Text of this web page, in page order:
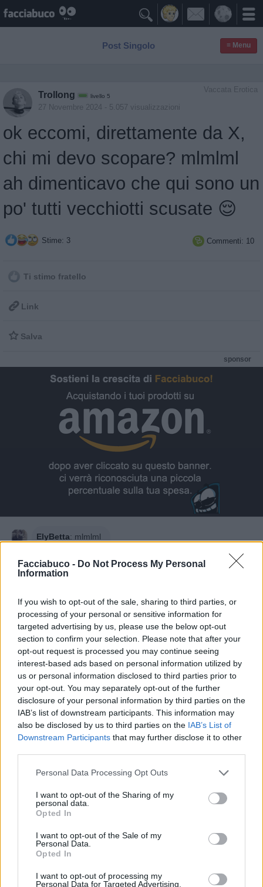
Facciabuco - Do Not Process My Personal
Information
If you wish to opt-out of the sale, sharing to third parties, or
processing of your personal or sensitive information for
targeted advertising by us, please use the below opt-out
section to confirm your selection. Please note that after your
opt-out request is processed you may continue seeing
interest-based ads based on personal information utilized by
us or personal information disclosed to third parties prior to
your opt-out. You may separately opt-out of the further
disclosure of your personal information by third parties on the
IAB’s list of downstream participants. This information may
also be disclosed by us to third parties on the IAB’s List of
Downstream Participants that may further disclose it to other
Personal Data Processing Opt Outs
I want to opt-out of the Sharing of my
personal data.
Opted In
I want to opt-out of the Sale of my
Personal Data.
Opted In
I want to opt-out of processing my
Personal Data for Targeted Advertising.

Post Singolo ≡ Menu
Vaccata Erotica
Trollong livello 5
27 Novembre 2024 - 5.057 visualizzazioni
ok eccomi, direttamente da X,
chi mi devo scopare? mlmlml
ah dimenticavo che qui sono un
po' tutti vecchiotti scusate 😌
Stime: 3  Commenti: 10
Ti stimo fratello
 Link
 Salva
sponsor
ElyBetta: mlmlml
·Ti stimo
Nonsochisono Chiedi a Musk .. arrivi da lì mlmlml
27 Novembre 2024 alle ore 00:26
·Ti stimo·Rispondi
Trollong
Elon è un grande hahaha sta sempre a
twittare, ora ha in mente di rendere possibile la vita
multiplanetaria Nonsochisono
27 Novembre 2024 alle ore 00:33
·Ti stimo·Rispondi
Trollong :mlmlml ElyBetta
·Ti stimo ·Rispondi
Sioux:È la versione "gender fluid" di ypsigro? Costei
·Ti stimo·Rispondi
27 Novembre 2024 alle ore 01:22